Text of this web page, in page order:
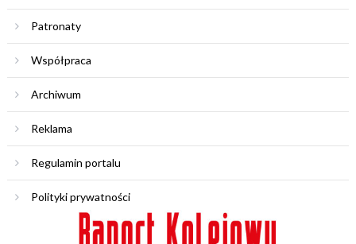
Patronaty
Współpraca
Archiwum
Reklama
Regulamin portalu
Polityki prywatności